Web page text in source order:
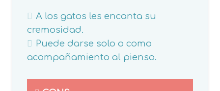
A los gatos les encanta su
cremosidad.
Puede darse solo o como
acompañamiento al pienso.